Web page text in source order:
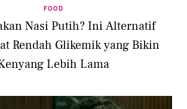
FOOD
Nasi Putih? Ini Alternatif
Rendah Glikemik yang Bikin
Lebih Lama